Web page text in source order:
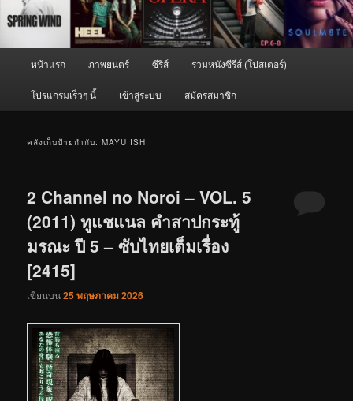
หน้าแรก ภาพยนตร์ ซีรีส์ รวมหนังซีรีส์ (โปสเตอร์)
โปรแกรมเร็วๆ นี้ เข้าสู่ระบบ สมัครสมาชิก
คลังเก็บป้ายกำกับ:MAYU ISHII
2 Channel no Noroi – VOL. 5
(2011) ทูแชแนล คำสาปกระทู้
มรณะ ปี 5 – ซับไทยเต็มเรื่อง
[2415]
เขียนบน25 พฤษภาคม 2026